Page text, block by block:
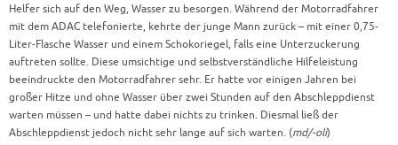
Helfer sich auf den Weg, Wasser zu besorgen. Während der Motorradfahrer
mit dem ADAC telefonierte, kehrte der junge Mann zurück – mit einer 0,75-
Liter-Flasche Wasser und einem Schokoriegel, falls eine Unterzuckerung
auftreten sollte. Diese umsichtige und selbstverständliche Hilfeleistung
beeindruckte den Motorradfahrer sehr. Er hatte vor einigen Jahren bei
großer Hitze und ohne Wasser über zwei Stunden auf den Abschleppdienst
warten müssen – und hatte dabei nichts zu trinken. Diesmal ließ der
Abschleppdienst jedoch nicht sehr lange auf sich warten. (md/-oli)